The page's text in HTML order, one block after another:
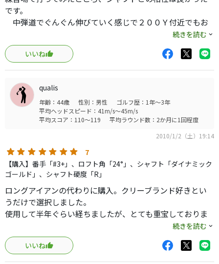
（優しさを求めているヘッド構造なので、求めるべきでな
いのかもしれません）
打感が硬いとの書込みも見受けられましたが、？です。
芯を打ち抜けば、打感らしい打感なく、スパーンと高弾道
で飛んでいきます。どんなクラブでも、芯を外せば打感が
つかまりの良いクラブなので、左だけ気をつけていれば安
心して振っていける簡単クラブです。
生産していない在庫薄、商品の書込みとなってしまいまし
たが、ＵＴに優しさを求めている方には、今尚お薦めでき
る名器だと思います。
中古も出辛いので、大事に使っていきます。
です。
中弾道でぐんぐん伸びていく感じで２００Ｙ付近でもお
じぎしません。 だいたい２３０Ｙぐらいかな？（ＵＳで
トルク３，０）
ただロフトとシャフトの長さを考えると、打てる場所が
ある程度限られます。
ＨＳ４０前半の場合は、このシャフトは厳しいかも......
続きを読む
いいね
qualis
年齢：44歳 性別：男性
ゴルフ歴：1年～3年
平均ヘッドスピード：41m/s～45m/s
平均スコア：110～119
平均ラウンド数：2か月に1回程度
2010/1/2（土）19:14
7
【購入】番手「#3+」、ロフト角「24°」、シャフト「ダイナミック
ゴールド」、シャフト硬度「R」
ロングアイアンの代わりに購入。クリーブランド好きとい
うだけで選択しました。
使用して半年ぐらい経ちましたが、とても重宝しておりま
す。打ちやすく真っ直ぐ飛び、全然曲がりません。音も悪
くないですし、オススメの一品です。
ヘッドの形状がハイボアのため、気になる方は選択されな
続きを読む
いいね